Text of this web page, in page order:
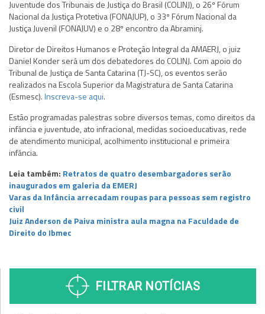
Juventude dos Tribunais de Justiça do Brasil (COLINJ), o 26º Fórum
Nacional da Justiça Protetiva (FONAJUP), o 33º Fórum Nacional da
Justiça Juvenil (FONAJUV) e o 28º encontro da Abraminj.
Diretor de Direitos Humanos e Proteção Integral da AMAERJ, o juiz
Daniel Konder será um dos debatedores do COLINJ. Com apoio do
Tribunal de Justiça de Santa Catarina (TJ-SC), os eventos serão
realizados na Escola Superior da Magistratura de Santa Catarina
(Esmesc).Inscreva-se aqui.
Estão programadas palestras sobre diversos temas, como direitos da
infância e juventude, ato infracional, medidas socioeducativas, rede
de atendimento municipal, acolhimento institucional e primeira
infância.
Leia também: Retratos de quatro desembargadores serão
inaugurados em galeria da EMERJ
Varas da Infância arrecadam roupas para pessoas sem registro
civil
Juiz Anderson de Paiva ministra aula magna na Faculdade de
Direito do Ibmec
FILTRAR NOTÍCIAS